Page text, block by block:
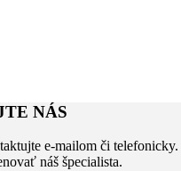
NÁS
e-mailom či telefonicky.
náš špecialista.